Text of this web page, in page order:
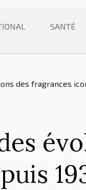
SANTÉ
des fragrances